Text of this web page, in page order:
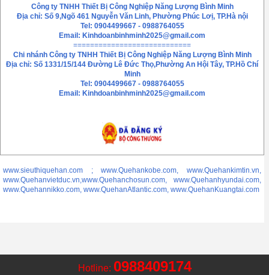
0988409174
Công ty TNHH Thiết Bị Công Nghiệp Năng Lượng Bình Minh
Địa chỉ: Số 9,Ngõ 461 Nguyễn Văn Linh, Phường Phúc Lơị, TP.Hà nội
Tel: 0904499667 - 0988764055
Email: Kinhdoanbinhminh2025@gmail.com
============================
Chi nhánh Công ty TNHH Thiết Bị Công Nghiệp Năng Lượng Bình Minh
Địa chỉ: Số 1331/15/144 Đường Lê Đức Thọ,Phường An Hội Tây, TP.Hồ Chí
Minh
Tel: 0904499667 - 0988764055
Email: Kinhdoanbinhminh2025@gmail.com
www.sieuthiquehan.com ; www.Quehankobe.com, www.Quehankimtin.vn,
www.Quehanvietduc.vn,www.Quehanchosun.com, www.Quehanhyundai.com,
www.Quehannikko.com, www.QuehanAtlantic.com, www.QuehanKuangtai.com